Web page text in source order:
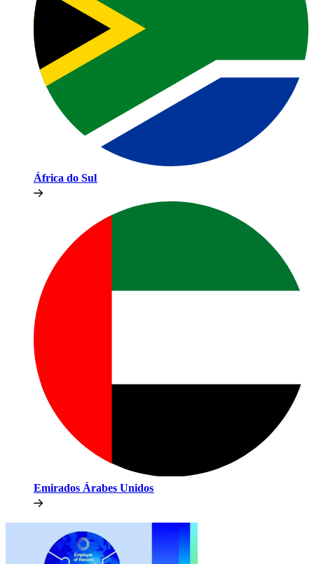
África do Sul​​
Emirados Árabes Unidos​​